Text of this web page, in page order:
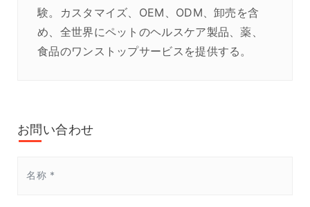
験。カスタマイズ、OEM、ODM、卸売を含
め、全世界にペットのヘルスケア製品、薬、
食品のワンストップサービスを提供する。
お問い合わせ